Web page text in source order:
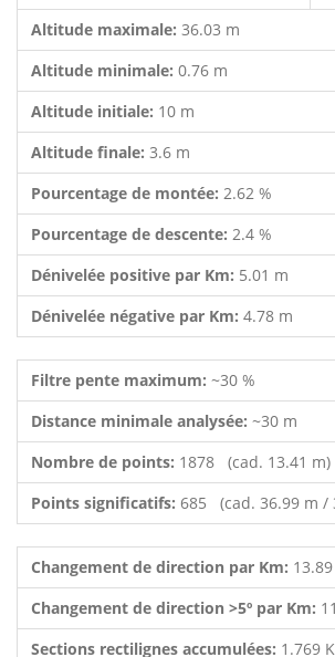
Altitude maximale: 36.03 m
Altitude minimale: 0.76 m
Altitude initiale: 10 m
Altitude finale: 3.6 m
Pourcentage de montée: 2.62 %
Pourcentage de descente: 2.4 %
Dénivelée positive par Km: 5.01 m
Dénivelée négative par Km: 4.78 m
Filtre pente maximum: ~30 %
Distance minimale analysée: ~30 m
Nombre de points: 1878 (cad. 13.41 m)
Points significatifs: 685 (cad. 36.99 m /
Changement de direction par Km: 13.89
Changement de direction >5º par Km:
Sections rectilignes accumulées: 1.769